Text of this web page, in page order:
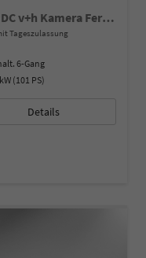
Comfort Klima Bremsassistent PDC v+h Kamera Fernlichtassistent Spurhalteassistent
Tageszulassung
6-Gang
(101 PS)
Details